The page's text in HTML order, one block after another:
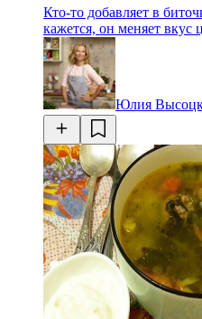
Кто-то добавляет в
кажется, он меняет вкус
Юлия